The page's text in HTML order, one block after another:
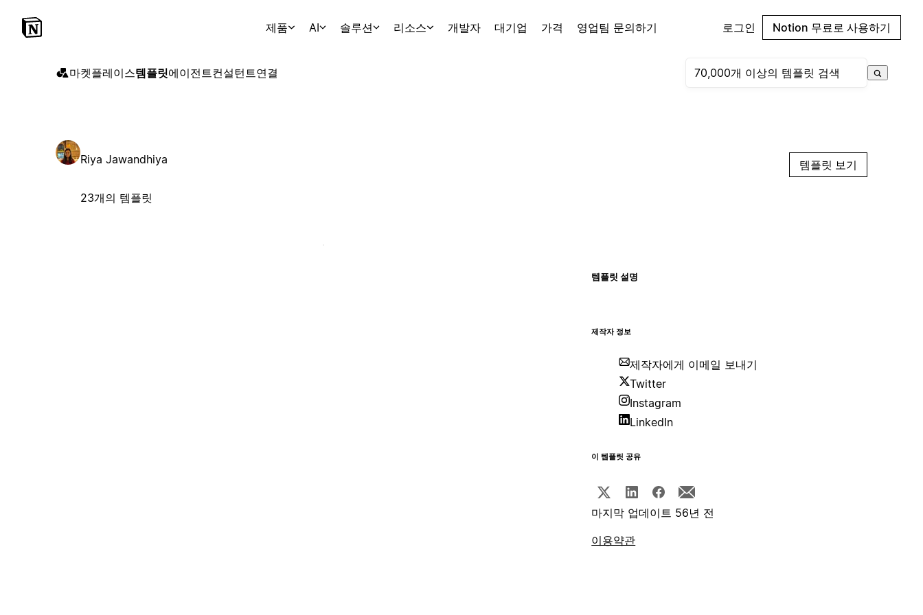
제품 AI 솔루션 리소스 개발자 대기업 가격 영업팀 문의하기 로그인 Notion 무료로 사용하기
마켓플레이스템플릿에이전트컨설턴트연결
Riya Jawandhiya
23개의 템플릿
템플릿 보기
템플릿 설명
제작자 정보
제작자에게 이메일 보내기
Twitter
Instagram
LinkedIn
이 템플릿 공유
마지막 업데이트 56년 전
이용약관